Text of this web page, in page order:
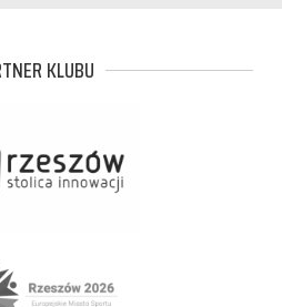
KLUBU